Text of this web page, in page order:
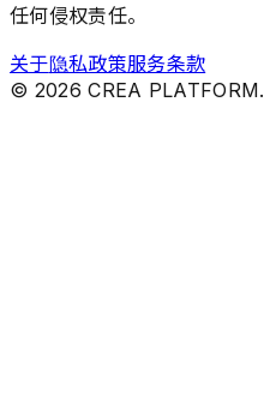
任何侵权责任。
关于隐私政策服务条款
© 2026 CREA PLATFORM.